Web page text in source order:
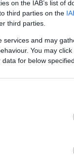
on the IAB’s list of
third parties on the
third parties.
services and may
You may
for below